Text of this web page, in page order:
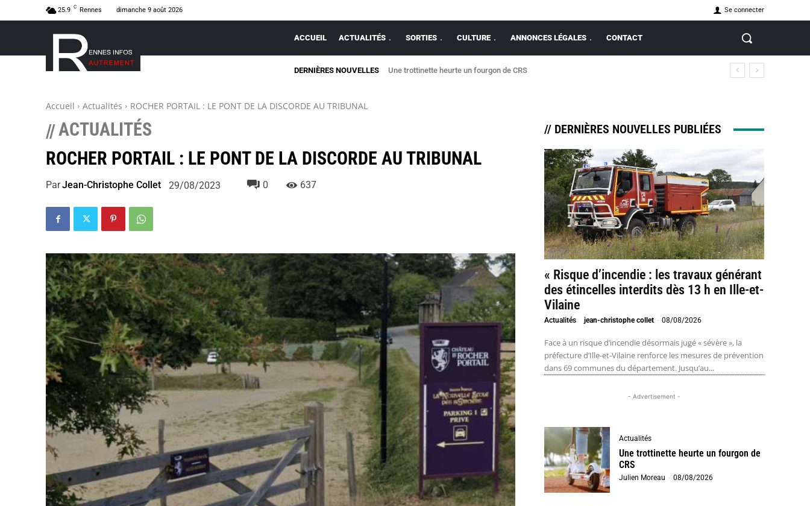
25.9 C Rennes dimanche 9 août 2026 Se connecter
ACCUEIL ACTUALITÉS SORTIES CULTURE ANNONCES LÉGALES CONTACT
DERNIÈRES NOUVELLES Une trottinette heurte un fourgon de CRS
Accueil Actualités ROCHER PORTAIL : LE PONT DE LA DISCORDE AU TRIBUNAL
//ACTUALITÉS
ROCHER PORTAIL : LE PONT DE LA DISCORDE AU TRIBUNAL
ParJean-Christophe Collet 29/08/2023 0 637
// DERNIÈRES NOUVELLES PUBLIÉES
« Risque d’incendie : les travaux générant
des étincelles interdits dès 13 h en Ille-et-
Vilaine
Actualités jean-christophe collet - 08/08/2026
Face à un risque d’incendie désormais jugé « sévère », la
préfecture d’Ille-et-Vilaine renforce les mesures de prévention
dans 69 communes du département. Jusqu’au...
- Advertisement -
Actualités
Une trottinette heurte un fourgon de
CRS
Julien Moreau - 08/08/2026